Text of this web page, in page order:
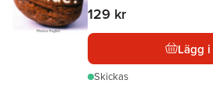
129 kr
Lägg
Skickas